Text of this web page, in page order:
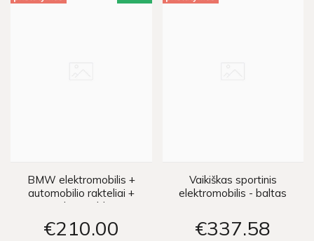
BMW elektromobilis +
automobilio rakteliai +
nuotolinio valdymo
pultelis - juodas
€210 00
Vaikiškas sportinis
elektromobilis - baltas
€337 58